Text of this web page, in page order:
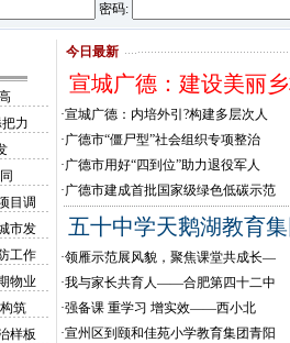
密码:
力
目调
市发
工作
物业
筑
样板
今日最新
宣城广德：建设美丽
·宣城广德：内培外引?构建多层次人
·广德市“僵尸型”社会组织专项整治
·广德市用好“四到位”助力退役军人
·广德市建成首批国家级绿色低碳示范
五十中学天鹅湖教育
·领雁示范展风貌，聚焦课堂共成长—
·我与家长共育人——合肥第四十二中
·强备课 重学习 增实效——西小北
·宣州区到颐和佳苑小学教育集团青阳